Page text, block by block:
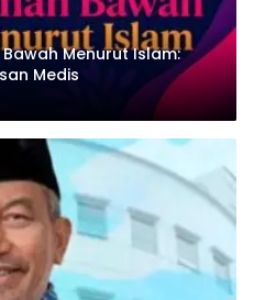
Menurut Islam:
Medis